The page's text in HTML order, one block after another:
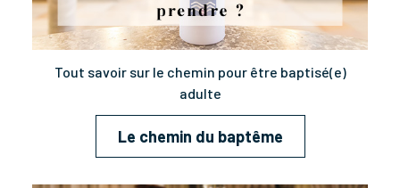
Tout savoir sur le chemin pour être baptisé(e)
adulte
Le chemin du baptême